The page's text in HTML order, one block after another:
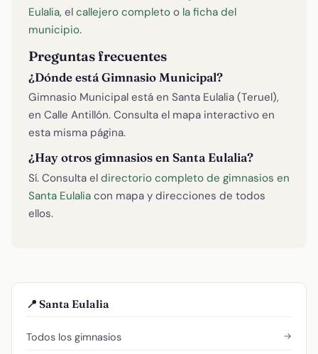
Eulalia, el callejero completo o la ficha del
municipio.
Preguntas frecuentes
¿Dónde está Gimnasio Municipal?
Gimnasio Municipal está en Santa Eulalia (Teruel),
en Calle Antillón. Consulta el mapa interactivo en
esta misma página.
¿Hay otros gimnasios en Santa Eulalia?
Sí. Consulta el directorio completo de gimnasios en
Santa Eulalia con mapa y direcciones de todos
ellos.
📍 Santa Eulalia
Todos los gimnasios →